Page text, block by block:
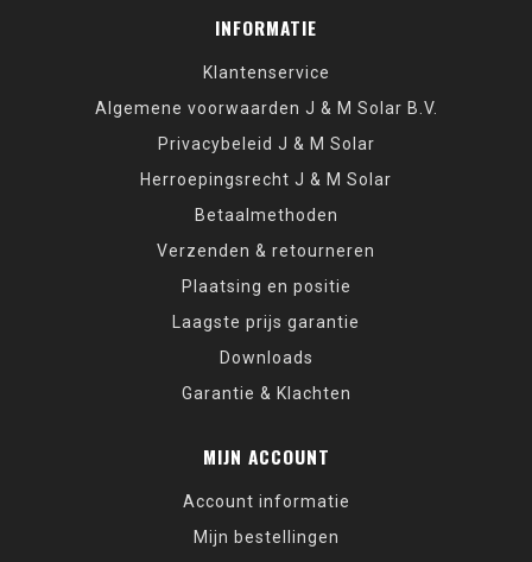
INFORMATIE
Klantenservice
Algemene voorwaarden J & M Solar B.V.
Privacybeleid J & M Solar
Herroepingsrecht J & M Solar
Betaalmethoden
Verzenden & retourneren
Plaatsing en positie
Laagste prijs garantie
Downloads
Garantie & Klachten
MIJN ACCOUNT
Account informatie
Mijn bestellingen